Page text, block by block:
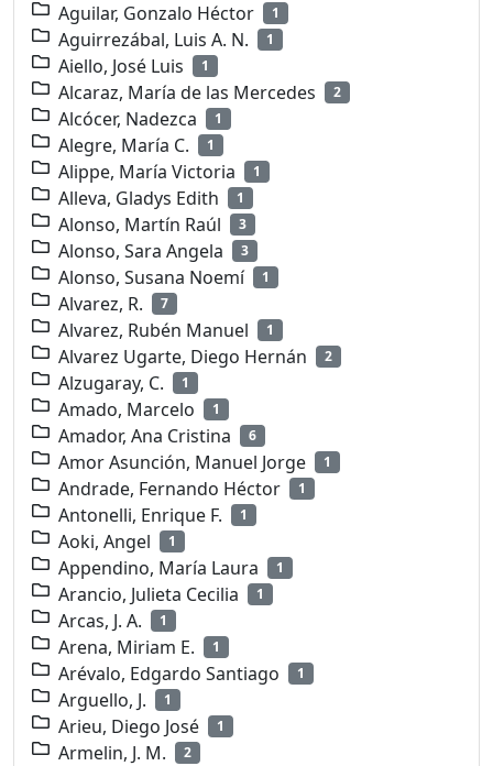
Aguilar, Gonzalo Héctor 1
Aguirrezábal, Luis A. N. 1
Aiello, José Luis 1
Alcaraz, María de las Mercedes 2
Alcócer, Nadezca 1
Alegre, María C. 1
Alippe, María Victoria 1
Alleva, Gladys Edith 1
Alonso, Martín Raúl 3
Alonso, Sara Angela 3
Alonso, Susana Noemí 1
Alvarez, R. 7
Alvarez, Rubén Manuel 1
Alvarez Ugarte, Diego Hernán 2
Alzugaray, C. 1
Amado, Marcelo 1
Amador, Ana Cristina 6
Amor Asunción, Manuel Jorge 1
Andrade, Fernando Héctor 1
Antonelli, Enrique F. 1
Aoki, Angel 1
Appendino, María Laura 1
Arancio, Julieta Cecilia 1
Arcas, J. A. 1
Arena, Miriam E. 1
Arévalo, Edgardo Santiago 1
Arguello, J. 1
Arieu, Diego José 1
Armelin, J. M. 2